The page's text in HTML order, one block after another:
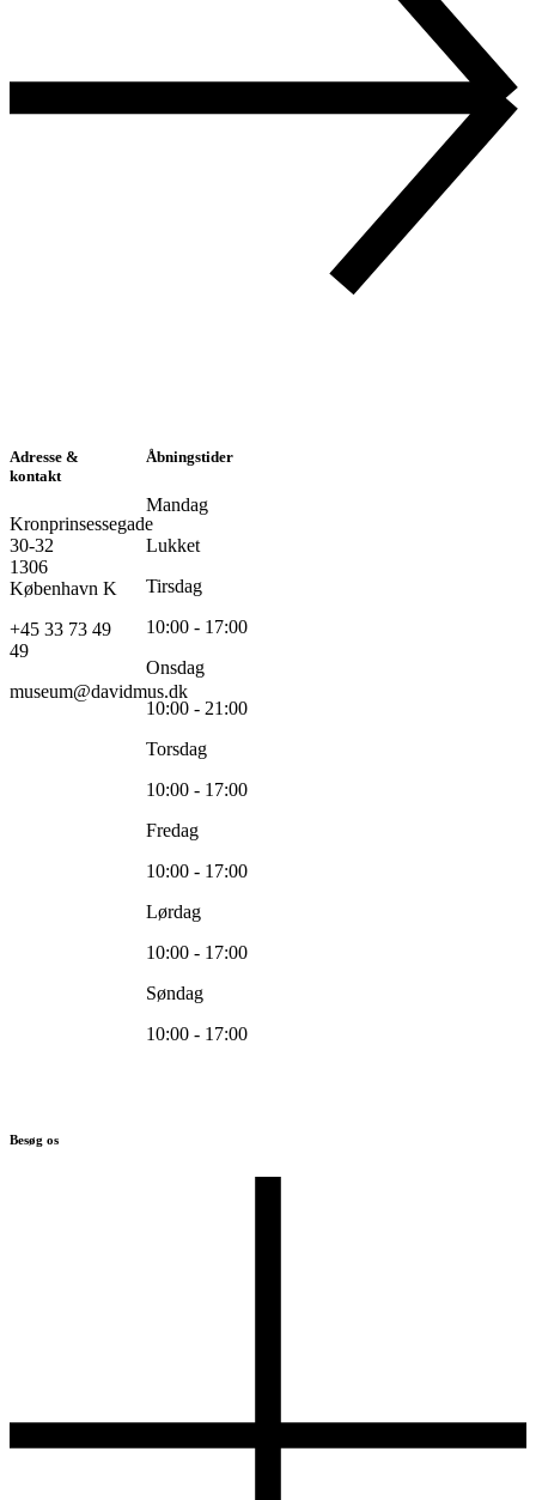
Adresse &
kontakt
Kronprinsessegade
30-32
1306
København K
+45 33 73 49
49
museum@davidmus.dk
Åbningstider
Mandag
Lukket
Tirsdag
10:00 - 17:00
Onsdag
10:00 - 21:00
Torsdag
10:00 - 17:00
Fredag
10:00 - 17:00
Lørdag
10:00 - 17:00
Søndag
10:00 - 17:00
Besøg os